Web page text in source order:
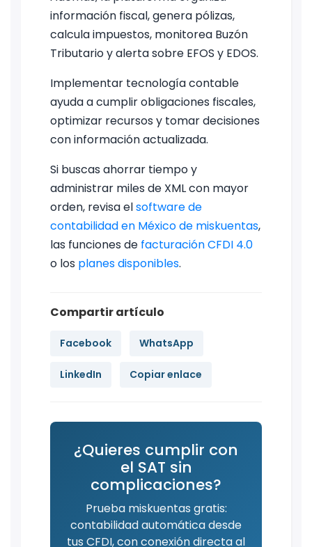
información fiscal, genera pólizas,
calcula impuestos, monitorea Buzón
Tributario y alerta sobre EFOS y EDOS.
Implementar tecnología contable
ayuda a cumplir obligaciones fiscales,
optimizar recursos y tomar decisiones
con información actualizada.
Si buscas ahorrar tiempo y
administrar miles de XML con mayor
orden, revisa elsoftware de
contabilidad en México de miskuentas,
las funciones de facturación CFDI 4.0
o los planes disponibles.
Compartir artículo
Facebook WhatsApp
LinkedIn Copiar enlace
¿Quieres cumplir con
el SAT sin
complicaciones?
Prueba miskuentas gratis:
contabilidad automática desde
tus CFDI, con conexión directa al